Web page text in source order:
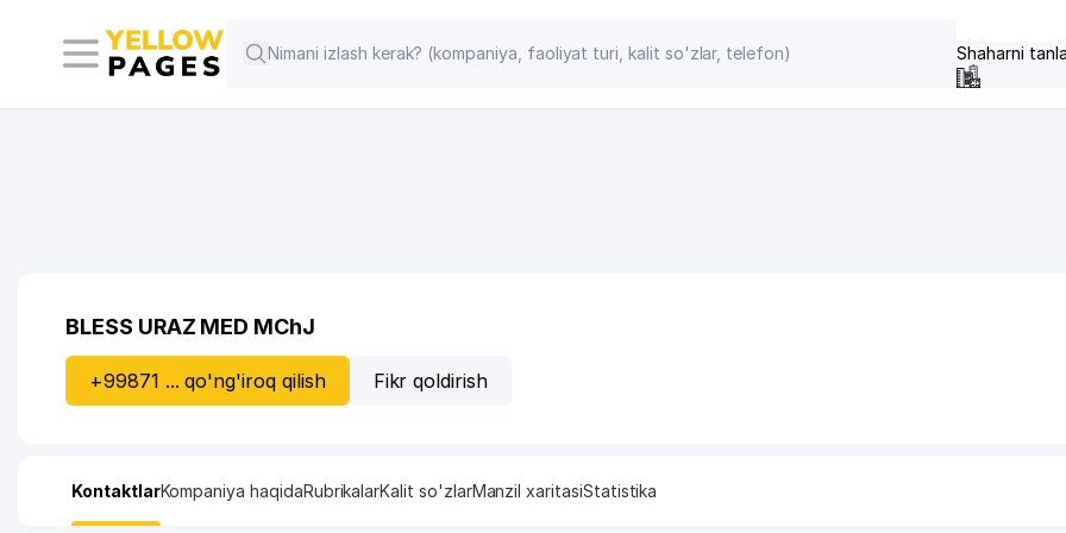
Shaharni
BLESS URAZ MED MChJ
+99871 ... qo'ng'iroq qilish Fikr qoldirish
KontaktlarKompaniya haqidaRubrikalarKalit so'zlarManzil xaritasiStatistika